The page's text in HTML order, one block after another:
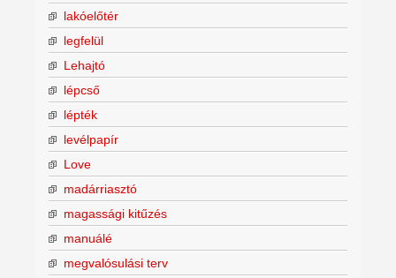
lakóelőtér
legfelül
Lehajtó
lépcső
lépték
levélpapír
Love
madárriasztó
magassági kitűzés
manuálé
megvalósulási terv